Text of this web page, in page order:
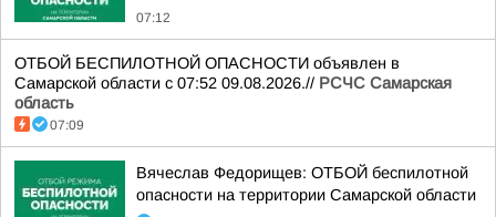
07:12
ОТБОЙ БЕСПИЛОТНОЙ ОПАСНОСТИ объявлен в
Самарской области с 07:52 09.08.2026.// РСЧС Самарская
область
07:09
Вячеслав Федорищев: ОТБОЙ беспилотной
опасности на территории Самарской области